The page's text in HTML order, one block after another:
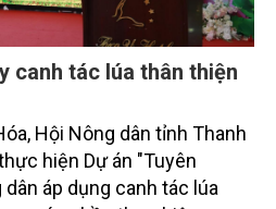
canh tác lúa thân thiện
Hội Nông dân tỉnh Thanh
hiện Dự án "Tuyên
áp dụng canh tác lúa